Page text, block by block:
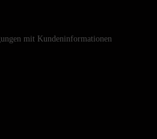
mit Kundeninformationen